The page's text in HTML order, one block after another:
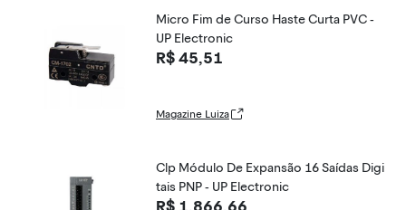
Micro Fim de Curso Haste Curta PVC -
UP Electronic
R$ 45,51
Magazine Luiza
Clp Módulo De Expansão 16 Saídas Digi
tais PNP - UP Electronic